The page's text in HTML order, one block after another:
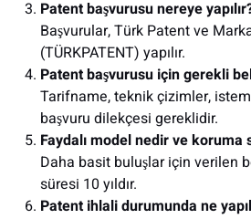
Patent başvurusu nereye
Başvurular, Türk Patent ve
(TÜRKPATENT) yapılır.
Patent başvurusu için gerekli
Tarifname, teknik çizimler,
başvuru dilekçesi gereklidir.
Faydalı model nedir ve koruma
Daha basit buluşlar için verilen
süresi 10 yıldır.
Patent ihlali durumunda ne